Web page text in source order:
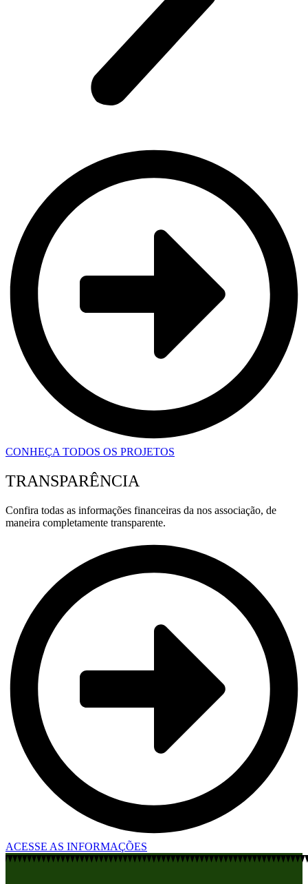
CONHEÇA TODOS OS PROJETOS
TRANSPARÊNCIA
Confira todas as informações financeiras da nos associação, de
maneira completamente transparente.
ACESSE AS INFORMAÇÕES